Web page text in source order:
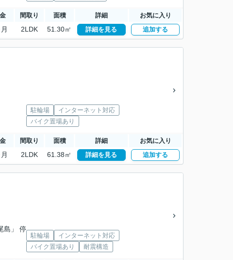
間取り 面積 詳細 お気に入り
2LDK 51.30㎡ 詳細を見る 追加する
駐輪場
インターネット対応
バイク置場あり
間取り 面積 詳細 お気に入り
2LDK 61.38㎡ 詳細を見る 追加する
島」 停
駐輪場
インターネット対応
バイク置場あり
耐震構造